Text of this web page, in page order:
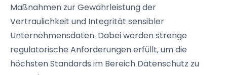
Maßnahmen zur Gewährleistung der
Vertraulichkeit und Integrität sensibler
Unternehmensdaten. Dabei werden strenge
regulatorische Anforderungen erfüllt, um die
höchsten Standards im Bereich Datenschutz zu